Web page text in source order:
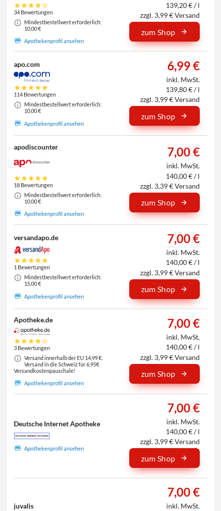
34 Bewertungen
Mindestbestellwert erforderlich:
10,00 €
Apothekenprofil ansehen
139,20 € / l
zzgl. 3,99 € Versand
zum Shop
apo.com
114 Bewertungen
Mindestbestellwert erforderlich:
10,00 €
Apothekenprofil ansehen
6,99 €
inkl. MwSt.
139,80 € / l
zzgl. 3,99 € Versand
zum Shop
apodiscounter
18 Bewertungen
Mindestbestellwert erforderlich:
10,00 €
Apothekenprofil ansehen
7,00 €
inkl. MwSt.
140,00 € / l
zzgl. 3,39 € Versand
zum Shop
versandapo.de
1 Bewertungen
Mindestbestellwert erforderlich:
15,00 €
Apothekenprofil ansehen
7,00 €
inkl. MwSt.
140,00 € / l
zzgl. 3,99 € Versand
zum Shop
Apotheke.de
3 Bewertungen
Versand innerhalb der EU 14,99 €.
Versand in die Schweiz für 6,95€
Versandkostenpauschale!
Apothekenprofil ansehen
7,00 €
inkl. MwSt.
140,00 € / l
zzgl. 3,99 € Versand
zum Shop
Deutsche Internet Apotheke
Apothekenprofil ansehen
7,00 €
inkl. MwSt.
140,00 € / l
zzgl. 3,99 € Versand
zum Shop
juvalis
7,00 €
inkl. MwSt.